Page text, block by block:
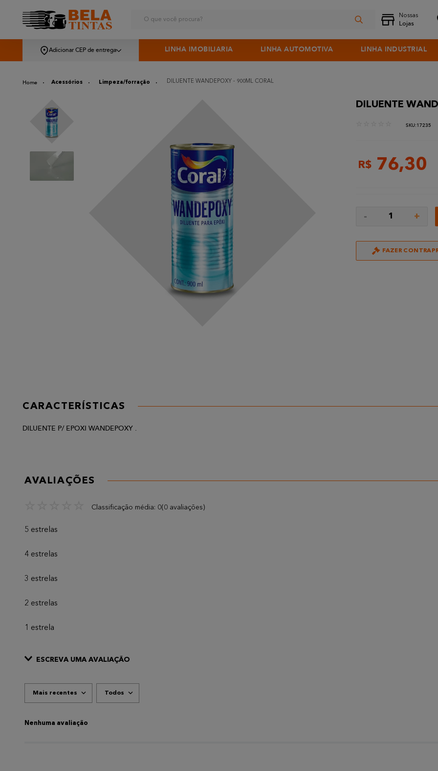
Adicionar CEP de entrega LINHA IMOBILIARIA LINHA AUTOMOTIVA LINHA INDUSTRIAL
Acessórios Limpeza/forração DILUENTE WANDEPOXY - 900ML CORAL
DILUENTE
:17235
R$ 76,30
- 1 +
FAZER
CARACTERÍSTICAS
DILUENTE P/ EPOXI WANDEPOXY .
AVALIAÇÕES
Classificação média: 0(0 avaliações)
5 estrelas
4 estrelas
3 estrelas
2 estrelas
1 estrela
ESCREVA UMA AVALIAÇÃO
Mais recentes Todos
Nenhuma avaliação